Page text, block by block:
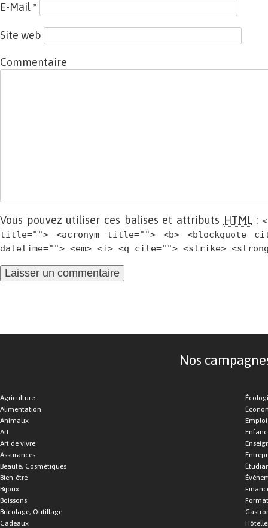
E-Mail *
Site web
Commentaire
Vous pouvez utiliser ces balises et attributs HTML:
title=""> <acronym title=""> <b> <blockquote
datetime=""> <em> <i> <q cite=""> <strike>
Nos
Agriculture
Alimentation
Animaux
Art
Art de vivre
Assurances
Beauté, Cosmétiques
Bien-être
Bijoux
Boissons
Bricolage, Outillage
Cadeaux
Emploi